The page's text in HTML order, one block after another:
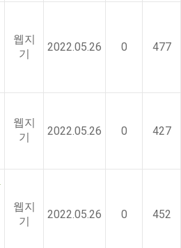
웹지
기
2022.05.26 0 477
웹지
기
2022.05.26 0 427
웹지
기
2022.05.26 0 452